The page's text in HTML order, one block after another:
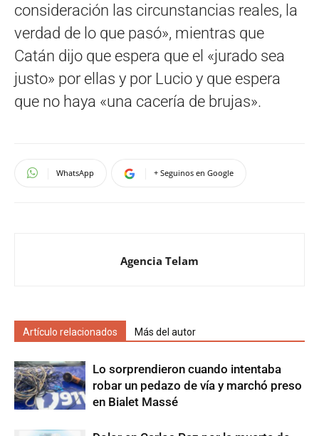
consideración las circunstancias reales, la
verdad de lo que pasó», mientras que
Catán dijo que espera que el «jurado sea
justo» por ellas y por Lucio y que espera
que no haya «una cacería de brujas».
WhatsApp + Seguinos en Google
Agencia Telam
Artículo relacionados Más del autor
Lo sorprendieron cuando intentaba
robar un pedazo de vía y marchó preso
en Bialet Massé